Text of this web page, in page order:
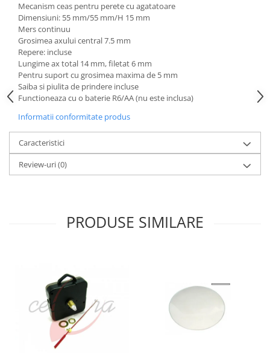
Mecanism ceas pentru perete cu agatatoare
Dimensiuni: 55 mm/55 mm/H 15 mm
Mers continuu
Grosimea axului central 7.5 mm
Repere: incluse
Lungime ax total 14 mm, filetat 6 mm
Pentru suport cu grosimea maxima de 5 mm
Saiba si piulita de prindere incluse
Functioneaza cu o baterie R6/AA (nu este inclusa)
Informatii conformitate produs
Caracteristici
Review-uri(0)
PRODUSE SIMILARE